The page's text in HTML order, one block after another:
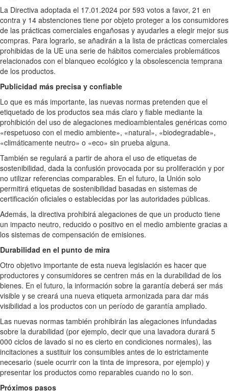
La Directiva adoptada el 17.01.2024 por 593 votos a favor, 21 en
contra y 14 abstenciones tiene por objeto proteger a los consumidores
de las prácticas comerciales engañosas y ayudarles a elegir mejor sus
compras. Para lograrlo, se añadirán a la lista de prácticas comerciales
prohibidas de la UE una serie de hábitos comerciales problemáticos
relacionados con el blanqueo ecológico y la obsolescencia temprana
de los productos.
Publicidad más precisa y confiable
Lo que es más importante, las nuevas normas pretenden que el
etiquetado de los productos sea más claro y fiable mediante la
prohibición del uso de alegaciones medioambientales genéricas como
«respetuoso con el medio ambiente», «natural», «biodegradable»,
«climáticamente neutro» o «eco» sin prueba alguna.
También se regulará a partir de ahora el uso de etiquetas de
sostenibilidad, dada la confusión provocada por su proliferación y por
no utilizar referencias comparables. En el futuro, la Unión solo
permitirá etiquetas de sostenibilidad basadas en sistemas de
certificación oficiales o establecidas por las autoridades públicas.
Además, la directiva prohibirá alegaciones de que un producto tiene
un impacto neutro, reducido o positivo en el medio ambiente gracias a
los sistemas de compensación de emisiones.
Durabilidad en el punto de mira
Otro objetivo importante de esta nueva legislación es hacer que
productores y consumidores se centren más en la durabilidad de los
bienes. En el futuro, la información sobre la garantía deberá ser más
visible y se creará una nueva etiqueta armonizada para dar más
visibilidad a los productos con un período de garantía ampliado.
Las nuevas normas también prohibirán las alegaciones infundadas
sobre la durabilidad (por ejemplo, decir que una lavadora durará 5
000 ciclos de lavado si no es cierto en condiciones normales), las
incitaciones a sustituir los consumibles antes de lo estrictamente
necesario (suele ocurrir con la tinta de impresora, por ejemplo) y
presentar los productos como reparables cuando no lo son.
Próximos pasos